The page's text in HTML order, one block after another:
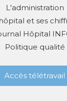
L'administration
et ses
Hôpital
Politique qualité
Accès télétravail